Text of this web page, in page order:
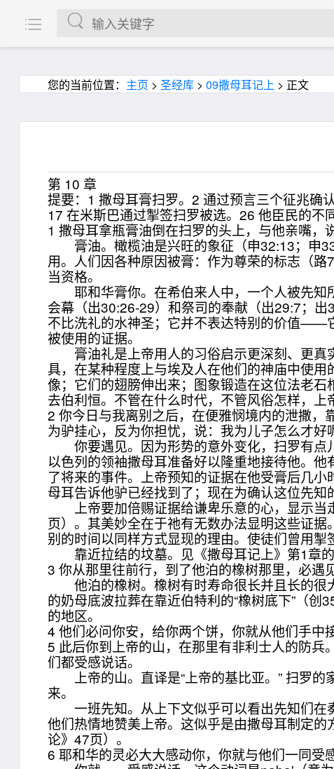
您的当前位置： 主页 >圣经库 >09撒母耳记上 > 正文
第 10 章
提要：1 撒母耳膏扫罗。2 通过预言三个征兆确
17 在米斯巴通过掣签扫罗被选。26 他臣民的不
1 撒母耳拿瓶膏油倒在扫罗的头上，与他亲嘴，
膏油。橄榄油是兴旺的象征（申32:13；申
用。人们因各种原因被膏：作为尊荣的标志（
当资格。
耶和华膏你。在希伯来人中，一个人被先知
会幕（出30:26-29）和祭司的奉献（出29:7；
不比洗礼的水神圣；它并不表达特别的价值——
被使用的证据。
膏油礼是上帝用人的习俗启示更深刻、更真
具，在某种程度上与埃及人在他们的神庙中使
像；它们的翅膀伸出来；图象锻造在这位法老
去伯利恒。不管在什么时代，不管风俗怎样，上
2 你今日与我离别之后，在便雅悯境内的泄撒，
为驴挂心，反为你担忧，说：我为儿子怎么才好
你要遇见。因为形势的意外变化，扫罗有点
以色列的领袖撒母耳准备好以隆重地接待他。
了将来的事件。上帝预知的证据在他受膏后几
母耳告诉他驴已经找到了；现在为确认这位先知
上帝要加倍赐证据给谦卑乐意的心，显示当
页）。其美妙全在于祂有无数办法显明这些证
别的时间以同样方式显现的理由。使徒们曾用
靠近拉结的坟墓。见《撒母耳记上》第1章的
3 你从那里往前行，到了他泊的橡树那里，必遇
他泊的橡树。橡树有时寿命很长并且长的很
的奶母底波拉葬在靠近伯特利的“橡树底下”（
的地区。
4 他们必问你安，给你两个饼，你就从他们手中
5 此后你到上帝的山，在那里有非利士人的防
们都受感说话。
上帝的山。直译是“上帝的基比亚。” 扫罗的
来。
一班先知。从上下文似乎可以看出先知们在
他们热情地赞美上帝。这似乎是由撒母耳制定
论》47页）。
6 耶和华的灵必大大感动你，你就与他们一同受